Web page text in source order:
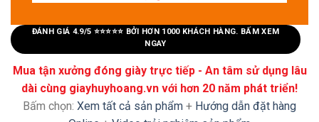
ĐÁNH GIÁ 4.9/5 ⭐⭐⭐⭐⭐ BỞI HƠN 1000 KHÁCH HÀNG. BẤM XEM
NGAY
Mua tận xưởng đóng giày trực tiếp - An tâm sử dụng lâu
dài cùng giayhuyhoang.vn với hơn 20 năm phát triển!
Bấm chọn: Xem tất cả sản phẩm + Hướng dẫn đặt hàng